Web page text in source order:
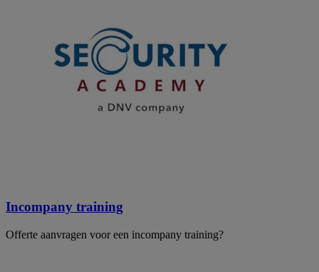
Incompany training
Offerte aanvragen voor een incompany training?